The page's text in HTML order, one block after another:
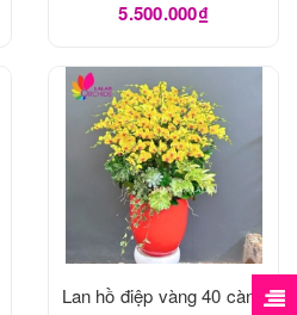
5.500.000₫
Lan hồ điệp vàng 40 cành